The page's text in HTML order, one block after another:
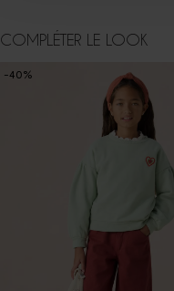
COMPLÉTER LE LOOK
-40%